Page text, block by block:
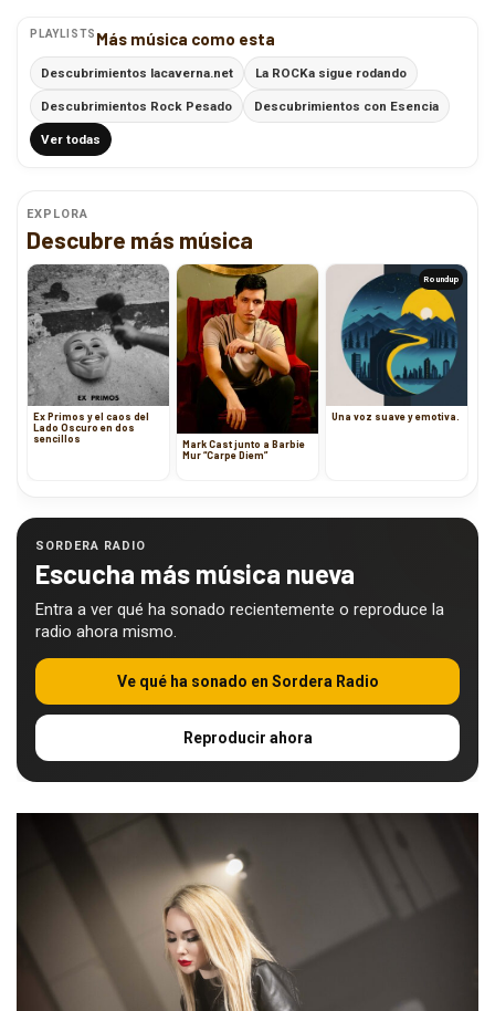
PLAYLISTS Más música como esta
Descubrimientos lacaverna.net La ROCKa sigue rodando
Descubrimientos Rock Pesado Descubrimientos con Esencia
Ver todas
EXPLORA
Descubre más música
Ex Primos y el caos del
Lado Oscuro en dos
sencillos
Mark Cast junto a Barbie
Mur “Carpe Diem”
Roundup
Una voz suave y emotiva.
SORDERA RADIO
Escucha más música nueva
Entra a ver qué ha sonado recientemente o reproduce la
radio ahora mismo.
Ve qué ha sonado en Sordera Radio
Reproducir ahora